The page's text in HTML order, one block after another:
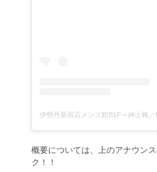
概要については、上のアナウン
ク！！